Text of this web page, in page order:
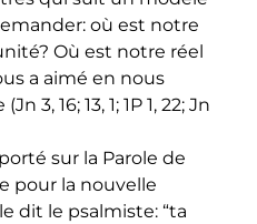
où est notre
Où est notre réel
a aimé en nous
3, 16; 13, 1; 1P 1, 22; Jn
sur la Parole de
pour la nouvelle
dit le psalmiste: “ta